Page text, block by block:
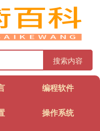
搜索内容
编程软件
操作系统